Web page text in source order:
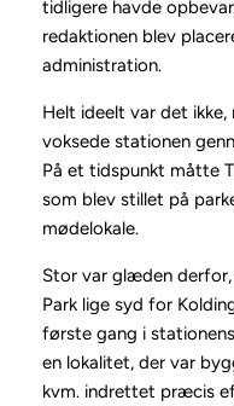
tidligere havde
redaktionen blev
administration.
Helt ideelt var det
voksede stationen
På et tidspunkt måtte
som blev stillet på
mødelokale.
Stor var glæden derfor,
Park lige syd for
første gang i
en lokalitet, der var
kvm. indrettet præcis